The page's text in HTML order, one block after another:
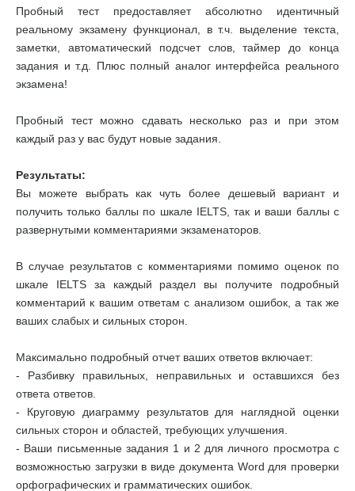
Пробный тест предоставляет абсолютно идентичный
реальному экзамену функционал, в т.ч. выделение текста,
заметки, автоматический подсчет слов, таймер до конца
задания и т.д. Плюс полный аналог интерфейса реального
экзамена!
Пробный тест можно сдавать несколько раз и при этом
каждый раз у вас будут новые задания.
Результаты:
Вы можете выбрать как чуть более дешевый вариант и
получить только баллы по шкале IELTS, так и ваши баллы с
развернутыми комментариями экзаменаторов.
В случае результатов с комментариями помимо оценок по
шкале IELTS за каждый раздел вы получите подробный
комментарий к вашим ответам с анализом ошибок, а так же
ваших слабых и сильных сторон.
Максимально подробный отчет ваших ответов включает:
- Разбивку правильных, неправильных и оставшихся без
ответа ответов.
- Круговую диаграмму результатов для наглядной оценки
сильных сторон и областей, требующих улучшения.
- Ваши письменные задания 1 и 2 для личного просмотра с
возможностью загрузки в виде документа Word для проверки
орфографических и грамматических ошибок.